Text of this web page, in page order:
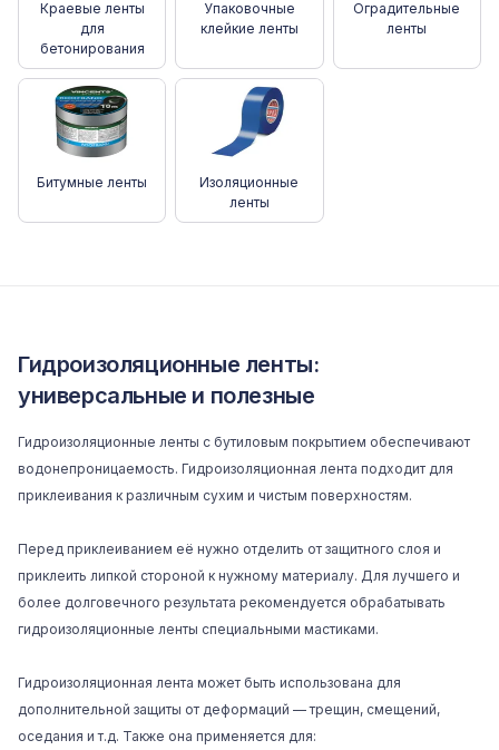
Краевые ленты
для
бетонирования
Упаковочные
клейкие ленты
Оградительные
ленты
Битумные ленты
Изоляционные
ленты
Гидроизоляционные ленты:
универсальные и полезные
Гидроизоляционные ленты с бутиловым покрытием обеспечивают
водонепроницаемость. Гидроизоляционная лента подходит для
приклеивания к различным сухим и чистым поверхностям.
Перед приклеиванием её нужно отделить от защитного слоя и
приклеить липкой стороной к нужному материалу. Для лучшего и
более долговечного результата рекомендуется обрабатывать
гидроизоляционные ленты специальными мастиками.
Гидроизоляционная лента может быть использована для
дополнительной защиты от деформаций — трещин, смещений,
оседания и т.д. Также она применяется для: